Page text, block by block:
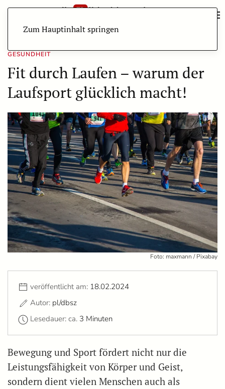
Zum Hauptinhalt springen
GESUNDHEIT
Fit durch Laufen – warum der
Laufsport glücklich macht!
Foto: maxmann / Pixabay
veröffentlicht am: 18.02.2024
Autor: pl/dbsz
Lesedauer: ca. 3 Minuten
Bewegung und Sport fördert nicht nur die
Leistungsfähigkeit von Körper und Geist,
sondern dient vielen Menschen auch als